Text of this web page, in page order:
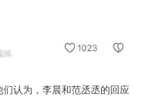
认为，李晨和范丞丞的回应